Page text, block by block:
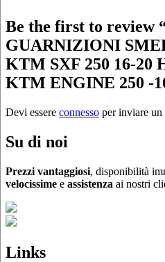
Be the first to review
GUARNIZIONI
KTM SXF 250 16-20
KTM ENGINE 250 -
Devi essere connesso per inviare un
Su di noi
Prezzi vantaggiosi, disponibilità
velocissime e assistenza ai nostri
Links